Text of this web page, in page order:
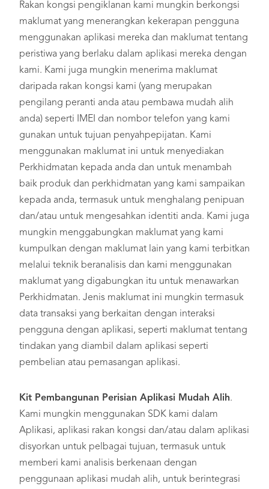
Rakan kongsi pengiklanan kami mungkin berkongsi
maklumat yang menerangkan kekerapan pengguna
menggunakan aplikasi mereka dan maklumat tentang
peristiwa yang berlaku dalam aplikasi mereka dengan
kami. Kami juga mungkin menerima maklumat
daripada rakan kongsi kami (yang merupakan
pengilang peranti anda atau pembawa mudah alih
anda) seperti IMEI dan nombor telefon yang kami
gunakan untuk tujuan penyahpepijatan. Kami
menggunakan maklumat ini untuk menyediakan
Perkhidmatan kepada anda dan untuk menambah
baik produk dan perkhidmatan yang kami sampaikan
kepada anda, termasuk untuk menghalang penipuan
dan/atau untuk mengesahkan identiti anda. Kami juga
mungkin menggabungkan maklumat yang kami
kumpulkan dengan maklumat lain yang kami terbitkan
melalui teknik beranalisis dan kami menggunakan
maklumat yang digabungkan itu untuk menawarkan
Perkhidmatan. Jenis maklumat ini mungkin termasuk
data transaksi yang berkaitan dengan interaksi
pengguna dengan aplikasi, seperti maklumat tentang
tindakan yang diambil dalam aplikasi seperti
pembelian atau pemasangan aplikasi.
Kit Pembangunan Perisian Aplikasi Mudah Alih.
Kami mungkin menggunakan SDK kami dalam
Aplikasi, aplikasi rakan kongsi dan/atau dalam aplikasi
disyorkan untuk pelbagai tujuan, termasuk untuk
memberi kami analisis berkenaan dengan
penggunaan aplikasi mudah alih, untuk berintegrasi